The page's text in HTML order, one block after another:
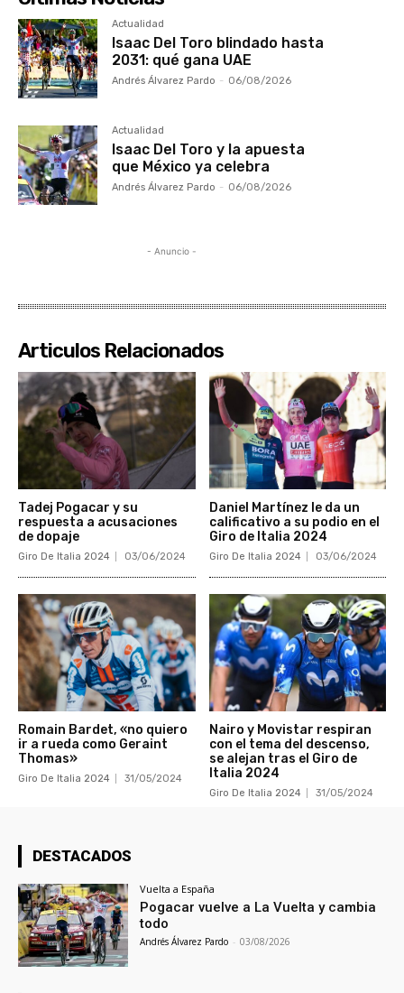
Actualidad
Isaac Del Toro blindado hasta
2031: qué gana UAE
Andrés Álvarez Pardo - 06/08/2026
Actualidad
Isaac Del Toro y la apuesta
que México ya celebra
Andrés Álvarez Pardo - 06/08/2026
- Anuncio -
Articulos Relacionados
Tadej Pogacar y su
respuesta a acusaciones
de dopaje
Giro De Italia 2024 03/06/2024
Daniel Martínez le da un
calificativo a su podio en el
Giro de Italia 2024
Giro De Italia 2024 03/06/2024
Romain Bardet, «no quiero
ir a rueda como Geraint
Thomas»
Giro De Italia 2024 31/05/2024
Nairo y Movistar respiran
con el tema del descenso,
se alejan tras el Giro de
Italia 2024
Giro De Italia 2024 31/05/2024
DESTACADOS
Vuelta a España
Pogacar vuelve a La Vuelta y cambia
todo
Andrés Álvarez Pardo - 03/08/2026